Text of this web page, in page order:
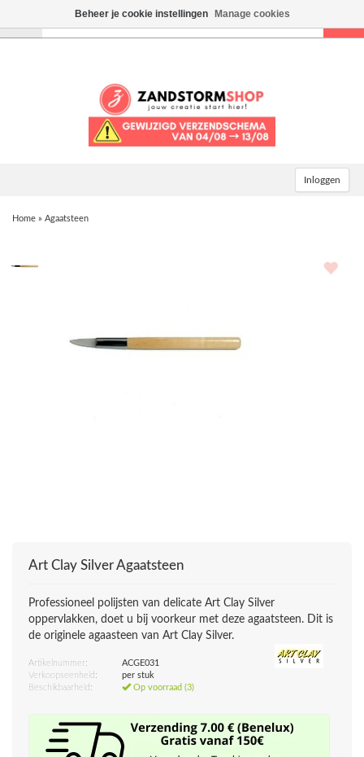
Inloggen
Home » Agaatsteen
Art Clay SilverAgaatsteen
Professioneel polijsten van delicate Art Clay Silver
oppervlakken, doet u bij voorkeur met deze agaatsteen. Dit is
de originele agaasteen van Art Clay Silver.
Artikelnummer:
ACGE031
Verkoopseenheid:
per stuk
Beschikbaarheid:
Op voorraad (3)
Beheer je cookie instellingen Manage cookies